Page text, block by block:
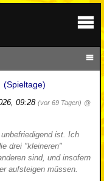
(Spieltage)
09:28 (vor 69 Tagen) @
ist. Ich
drei "kleineren"
sind, und insofern
aufsteigen müssen.